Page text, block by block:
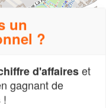
un
?
d'affaireset
gagnant de
!